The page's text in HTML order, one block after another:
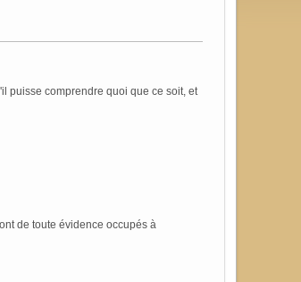
puisse comprendre quoi que ce soit, et
de toute évidence occupés à